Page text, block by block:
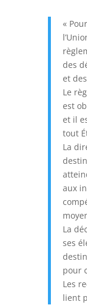
«
des
et
Le
est
et il
tout
La
aux
La
ses
pour
Les
lient